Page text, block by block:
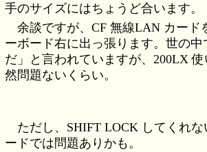
手のサイズにはちょうど合います。
余談ですが、CF 無線LAN カード
ーボード右に出っ張ります。世の
だ」と言われていますが、200LX
然問題ないくらい。
ただし、SHIFT LOCK してくれ
ードでは問題ありかも。